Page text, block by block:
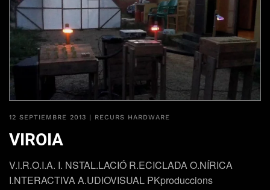
12 SEPTIEMBRE 2013 RECURS HARDWARE
VIROIA
V.I.R.O.I.A. I. NSTAL.LACIÓ R.ECICLADA O.NÍRICA
I.NTERACTIVA A.UDIOVISUAL PKproduccions